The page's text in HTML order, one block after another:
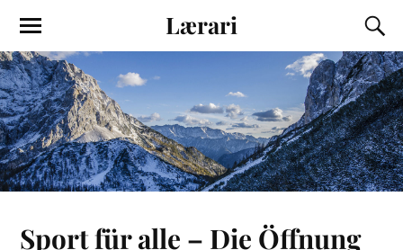
Lærari
Sport für alle – Die Öffnung